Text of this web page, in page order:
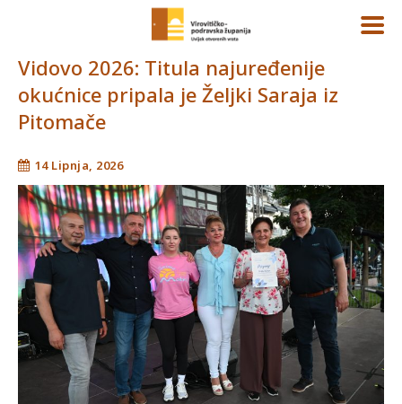
Vidovo 2026: Titula najuređenije
okućnice pripala je Željki Saraja iz
Pitomače
14 Lipnja, 2026